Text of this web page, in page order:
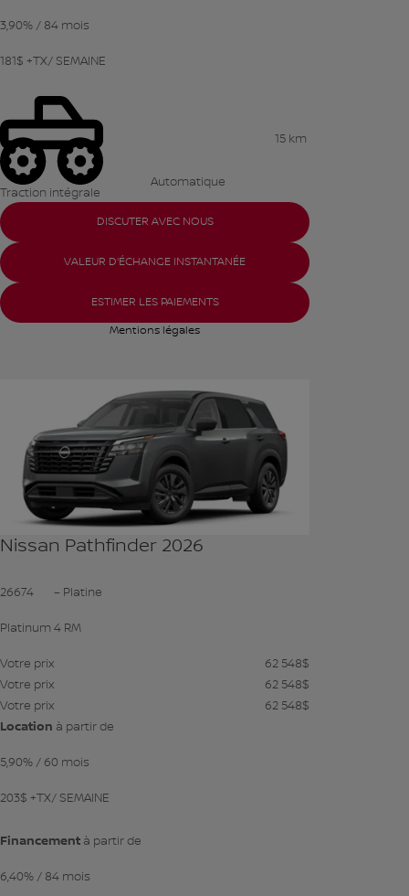
3,90%/ 84 mois
181$ +TX/ SEMAINE
Traction intégrale
Automatique
15 km
DISCUTER AVEC NOUS
VALEUR D'ÉCHANGE INSTANTANÉE
ESTIMER LES PAIEMENTS
Mentions légales
VOIR PLUS
Nissan Pathfinder 2026
26674 – Platine
Platinum 4 RM
Votre prix 62 548$
Votre prix
62 548$
Votre prix
62 548$
Location à partir de
5,90% / 60 mois
203$ +TX/ SEMAINE
Financement à partir de
6,40% / 84 mois